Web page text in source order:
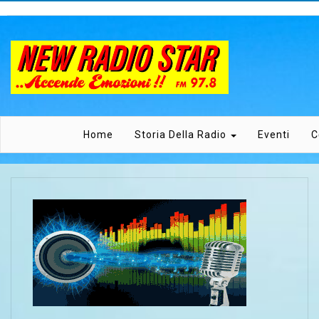
Home Storia Della Radio Eventi